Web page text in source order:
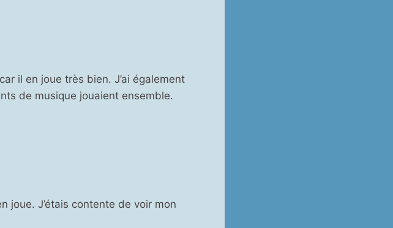
il en joue très bien. J’ai également
de musique jouaient ensemble.
joue. J’étais contente de voir mon